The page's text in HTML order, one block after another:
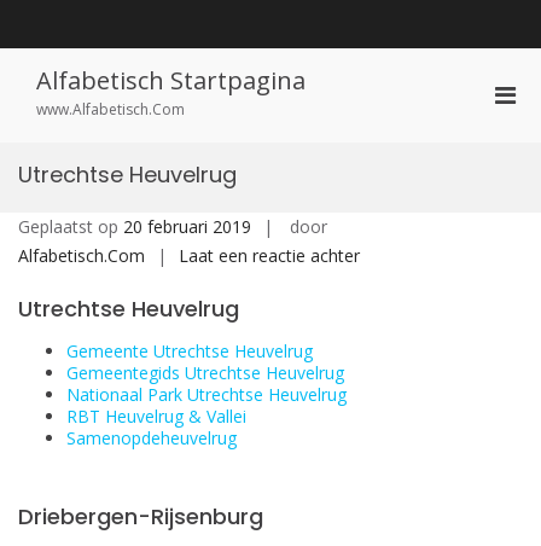
de
inhoudAlfabetisch Startpagina
www.Alfabetisch.Com
Utrechtse Heuvelrug
Geplaatst op 20 februari 2019
door
Alfabetisch.Com
Laat een reactie achterop
Utrechtse Heuvelrug
Gemeente Utrechtse Heuvelrug
Gemeentegids Utrechtse Heuvelrug
Nationaal Park Utrechtse Heuvelrug
RBT Heuvelrug & Vallei
Samenopdeheuvelrug
Driebergen-Rijsenburg